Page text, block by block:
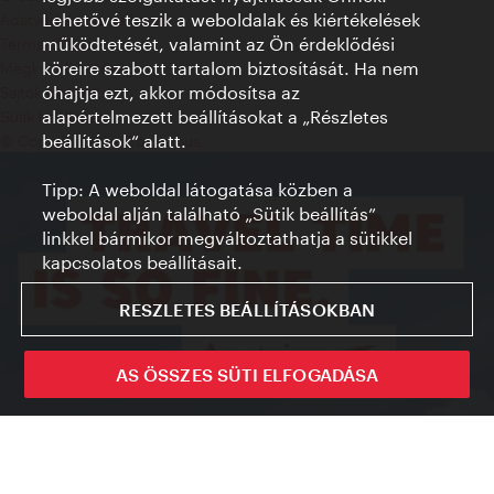
Adatvédelmi nyilatkozat
Terms of Use
Megközelíthetőség
Sajtókapcsolat
Sütik beállítása
© Copyright WienTourismus
Lehetővé teszik a weboldalak és kiértékelések
működtetését, valamint az Ön érdeklődési
köreire szabott tartalom biztosítását. Ha nem
óhajtja ezt, akkor módosítsa az
alapértelmezett beállításokat a „Részletes
beállítások“ alatt.
Tipp: A weboldal látogatása közben a
weboldal alján található „Sütik beállítás”
linkkel bármikor megváltoztathatja a sütikkel
kapcsolatos beállításait.
RESZLETES BEÁLLÍTÁSOKBAN
AS ÖSSZES SÜTI ELFOGADÁSA